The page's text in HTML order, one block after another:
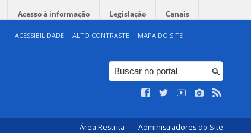
Acesso à informação Legislação Canais
ACESSIBILIDADE ALTO CONTRASTE MAPA DO SITE
Área Restrita Administradores do Site